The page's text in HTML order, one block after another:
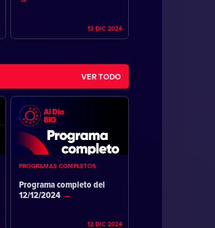
13 DIC 2024
VER TODO
PROGRAMAS COMPLETOS
Programa completo del
12/12/2024
12 DIC 2024